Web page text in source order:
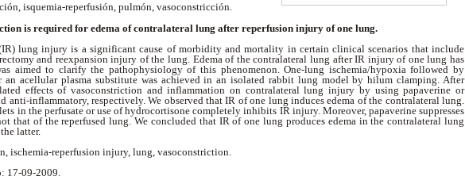
isquemia-reperfusión, pulmón, vasoconstricción.
is required for edema of contralateral lung after reperfusion injury of one lung.
lung injury is a significant cause of morbidity and mortality in certain clinical scenarios that include
and reexpansion injury of the lung. Edema of the contralateral lung after IR injury of one lung has
aimed to clarify the pathophysiology of this phenomenon. One-lung ischemia/hypoxia followed by
acellular plasma substitute was achieved in an isolated rabbit lung model by hilum clamping. After
effects of vasoconstriction and inflammation on contralateral lung injury by using papaverine or
anti-inflammatory, respectively. We observed that IR of one lung induces edema of the contralateral lung.
in the perfusate or use of hydrocortisone completely inhibits IR injury. Moreover, papaverine suppresses
that of the reperfused lung. We concluded that IR of one lung produces edema in the contralateral lung
latter.
ischemia-reperfusion injury, lung, vasoconstriction.
17-09-2009.